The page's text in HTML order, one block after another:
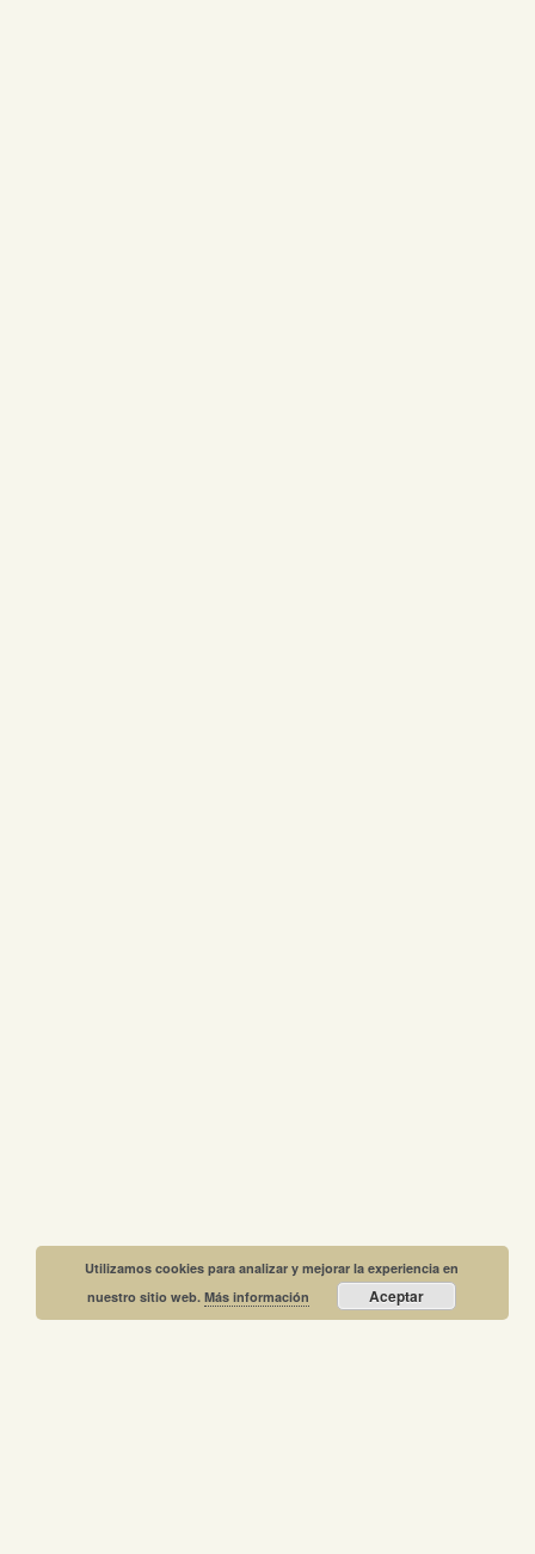
Utilizamos cookies para analizar y mejorar la experiencia en
nuestro sitio web.Más información Aceptar